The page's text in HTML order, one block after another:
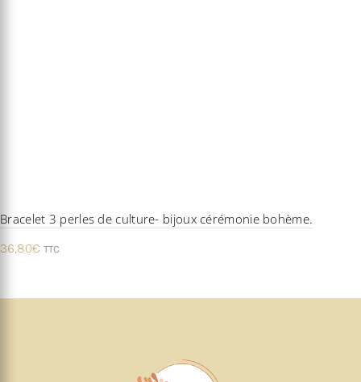
Bracelet 3 perles de culture- bijoux cérémonie bohème.
36,80€ TTC